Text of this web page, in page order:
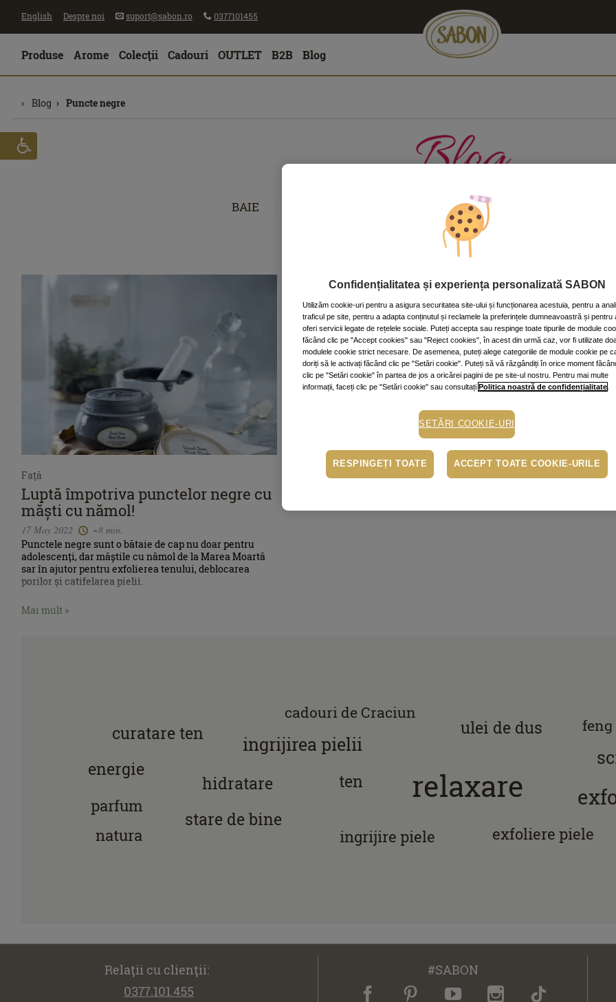
English Despre noi suport@sabon.ro 0377101455
Produse Arome Colecţii Cadouri OUTLET B2B Blog
Blog Puncte negre
BAIE CORP
Faţă
Luptă împotriva punctelor negre cu
măști cu nămol!
17 May 2022
~8 min.
Punctele negre sunt o bătaie de cap nu doar pentru
adolescenți, dar măștile cu nămol de la Marea Moartă
sar în ajutor pentru exfolierea tenului, deblocarea
porilor și catifelarea pielii.
Mai mult »
relaxare
ingrijirea pielii
hidratare
stare de bine
ten
ulei de dus
curatare ten
energie
ingrijire piele
parfum
exfoliere piele
natura
cadouri de Craciun
Relaţii cu clienţii:
0377.101.455
#SABON
Confidențialitatea și experiența personalizată SABON
Utilizăm cookie-uri pentru a asigura securitatea site-ului și funcționarea acestuia, pentru a
traficul pe site, pentru a adapta conținutul și reclamele la preferințele dumneavoastră și pentru
oferi servicii legate de rețelele sociale. Puteți accepta sau respinge toate tipurile de module
făcând clic pe "Accept cookies" sau "Reject cookies", în acest din urmă caz, vor fi utilizate
modulele cookie strict necesare. De asemenea, puteți alege categoriile de module cookie pe
doriți să le activați făcând clic pe "Setări cookie". Puteți să vă răzgândiți în orice moment
clic pe "Setări cookie" în partea de jos a oricărei pagini de pe site-ul nostru. Pentru mai multe
informații, faceți clic pe "Setări cookie" sau consultațiPolitica noastră de confidențialitate
SETĂRI COOKIE-URI
RESPINGEȚI TOATE ACCEPT TOATE COOKIE-URILE